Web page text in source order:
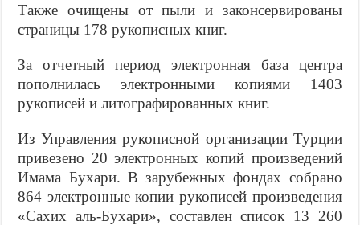
Также очи­щены от пыли и законсервированы
стра­ницы 178 рукописных книг.
За отчетный период электронная база центра
пополнилась электронными копи­ями 1403
рукописей и литографированных книг.
Из Управления рукописной организации Турции
привезено 20 электронных копий произведений
Имама Бухари. В зарубеж­ных фондах собрано
864 электронные копии рукописей произведения
«Сахих аль-Бухари», составлен список 13 260